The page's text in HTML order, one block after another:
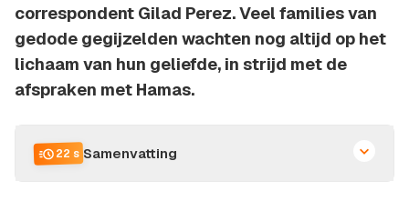
correspondent Gilad Perez. Veel families van
gedode gegijzelden wachten nog altijd op het
lichaam van hun geliefde, in strijd met de
afspraken met Hamas.
22 s Samenvatting